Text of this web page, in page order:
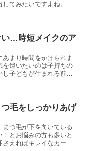
してみたいですよね。…
い…時短メイクのア
まり時間をかけられま
を遣いたいのは子持ちの
し子どもが生まれる前…
毛をしっかりあげ
つ毛が下を向いている
とお悩みの方も多いと
さえればキレイなカー…